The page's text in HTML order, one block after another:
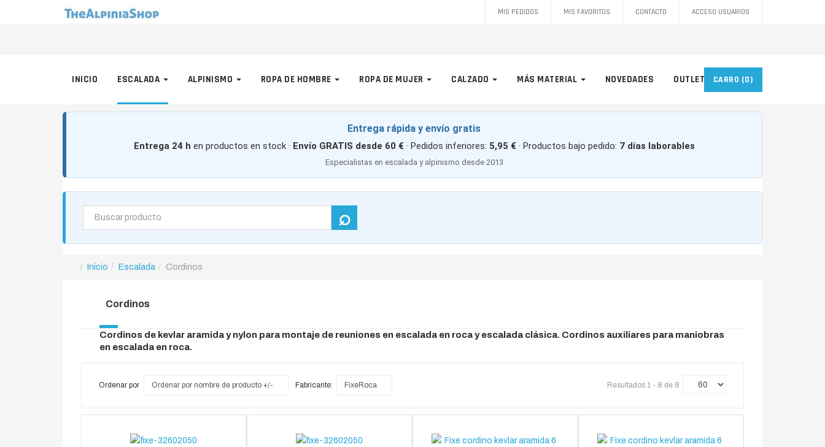
MIS PEDIDOS MIS FAVORITOS CONTACTO ACCESO USUARIOS
INICIO ESCALADA ALPINISMO ROPA DE HOMBRE ROPA DE MUJER CALZADO MÁS MATERIAL NOVEDADES OUTLET CARRO (0)
Entrega rápida y envío gratis
Entrega 24 h en productos en stock · Envío GRATIS desde 60 €· Pedidos inferiores: 5,95 €· Productos bajo pedido: 7 días laborables
Especialistas en escalada y alpinismo desde 2013
Inicio Escalada Cordinos
Cordinos
Cordinos de kevlar aramida y nylon para montaje de reuniones en escalada en roca y escalada clásica. Cordinos auxiliares para maniobras
en escalada en roca.
Ordenar por Ordenar por nombre de producto +/- Fabricante: FixeRoca Resultados 1 - 8 de 8